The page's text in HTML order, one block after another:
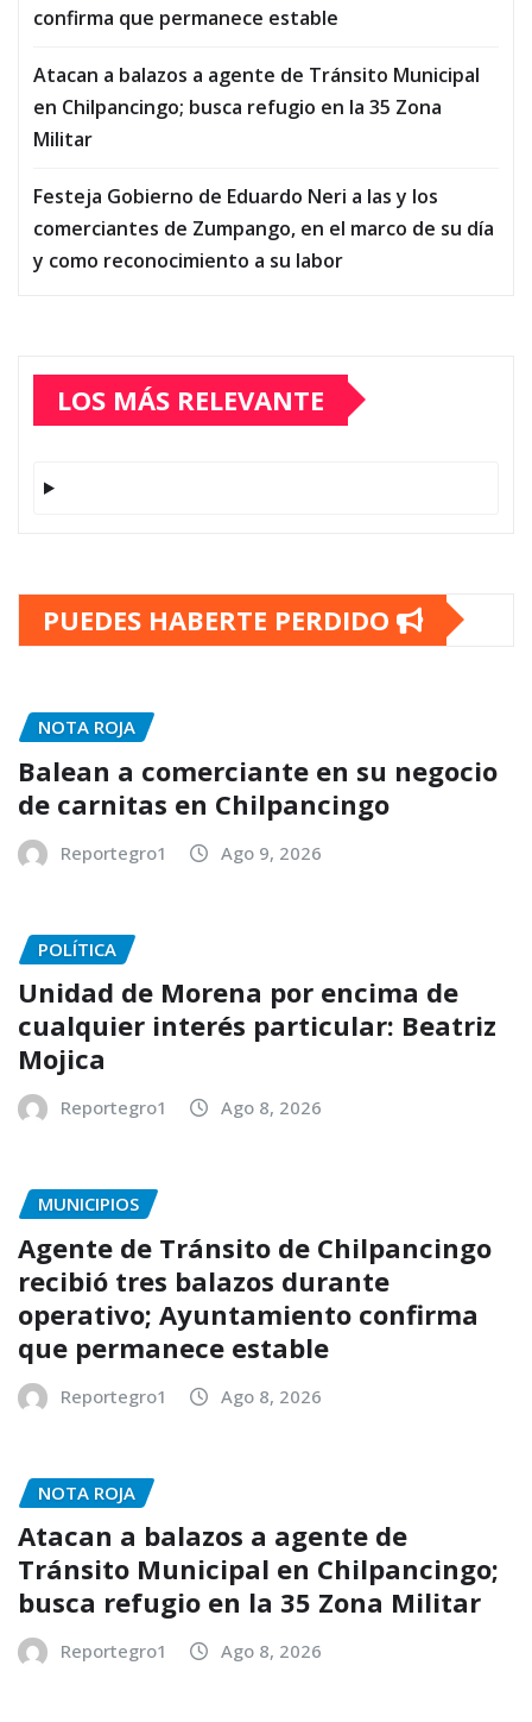
confirma que permanece estable
Atacan a balazos a agente de Tránsito Municipal
en Chilpancingo; busca refugio en la 35 Zona
Militar
Festeja Gobierno de Eduardo Neri a las y los
comerciantes de Zumpango, en el marco de su día
y como reconocimiento a su labor
LOS MÁS RELEVANTE
PUEDES HABERTE PERDIDO
NOTA ROJA
Balean a comerciante en su negocio
de carnitas en Chilpancingo
Reportegro1 Ago 9, 2026
POLÍTICA
Unidad de Morena por encima de
cualquier interés particular: Beatriz
Mojica
Reportegro1 Ago 8, 2026
MUNICIPIOS
Agente de Tránsito de Chilpancingo
recibió tres balazos durante
operativo; Ayuntamiento confirma
que permanece estable
Reportegro1 Ago 8, 2026
NOTA ROJA
Atacan a balazos a agente de
Tránsito Municipal en Chilpancingo;
busca refugio en la 35 Zona Militar
Reportegro1 Ago 8, 2026